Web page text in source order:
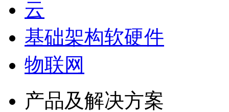
云
基础架构软硬件
物联网
产品及解决方案